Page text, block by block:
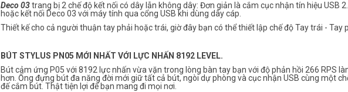
Deco 03trang bị 2 chế độ kết nối có dây lẫn không dây: Đơn giản là cắm cục nhận tín hiệu USB
hoặc kết nối Deco 03 với máy tính qua cổng USB khi dùng dây cáp.
Thiết kế cho cả người thuận tay phải hoặc trái, giờ đây bạn có thể thiết lập chế độ Tay trái - Tay
BÚT STYLUS PN05 MỚI NHẤT VỚI LỰC NHẤN 8192 LEVEL.
Bút cảm ứng P05 với 8192 lực nhấn vừa vặn trong lòng bàn tay bạn với độ phản hồi 266 RPS
hơn. Ống đựng bút đa năng đời mới giữ tất cả bút, ngòi dự phòng và cục nhận USB cùng một
đế cắm bút. Thật tiện lợi để bạn mang đi mọi nơi.